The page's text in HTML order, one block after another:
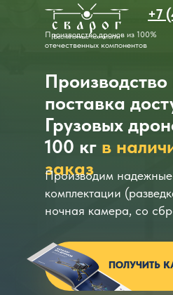
+7
Производство
поставка
Грузовых
100 кг в
заказ
Производим
комплектации
ночная камера, со
Производство дронов из 100%
отечественных компонентов
ПОЛУЧИТЬ